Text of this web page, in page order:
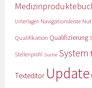
Unterlagen Navigationsleiste
Qualifikation Qualifizierung
Stellenprofil Suche System
Texteditor Update